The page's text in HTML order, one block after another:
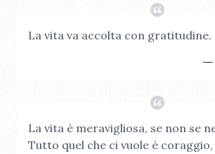
La vita va accolta con gratitudine.
—
La vita è meravigliosa, se non se
Tutto quel che ci vuole è coraggio,